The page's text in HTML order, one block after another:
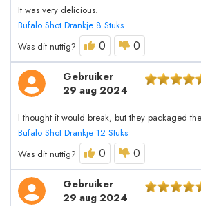
It was very delicious.
Bufalo Shot Drankje 8 Stuks
Was dit nuttig?
0 0
Gebruiker
29 aug 2024
I thought it would break, but they packaged
Bufalo Shot Drankje 12 Stuks
Was dit nuttig?
0 0
Gebruiker
29 aug 2024